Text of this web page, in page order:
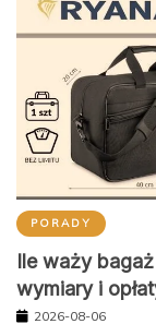
PORADY
Ile waży
wymiary i
2026-08-06